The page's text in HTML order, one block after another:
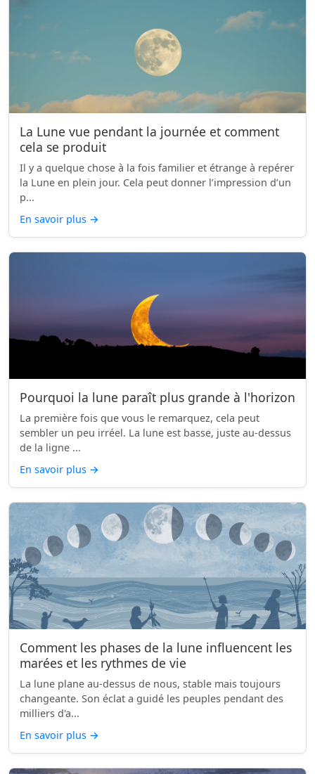
La Lune vue pendant la journée et comment
cela se produit
Il y a quelque chose à la fois familier et étrange à repérer
la Lune en plein jour. Cela peut donner l’impression d’un
p...
En savoir plus →
Pourquoi la lune paraît plus grande à l'horizon
La première fois que vous le remarquez, cela peut
sembler un peu irréel. La lune est basse, juste au-dessus
de la ligne ...
En savoir plus →
Comment les phases de la lune influencent les
marées et les rythmes de vie
La lune plane au-dessus de nous, stable mais toujours
changeante. Son éclat a guidé les peuples pendant des
milliers d'a...
En savoir plus →